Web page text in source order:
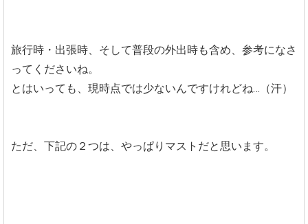
旅行時・出張時、そして普段の外出時も含め、参考になさ
ってくださいね。
とはいっても、現時点では少ないんですけれどね…（汗）
ただ、下記の２つは、やっぱりマストだと思います。